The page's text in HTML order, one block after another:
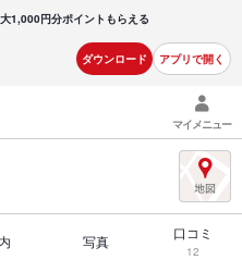
1,000円分ポイントもらえる
ダウンロード アプリで開く
マイメニュー
写真 口コミ
12